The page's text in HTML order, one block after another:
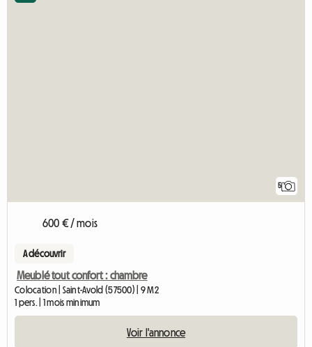
5
600 € / mois
A découvrir
Meublé tout confort : chambre
Colocation | Saint-Avold (57500) | 9 M2
1 pers. | 1 mois minimum
Voir l'annonce